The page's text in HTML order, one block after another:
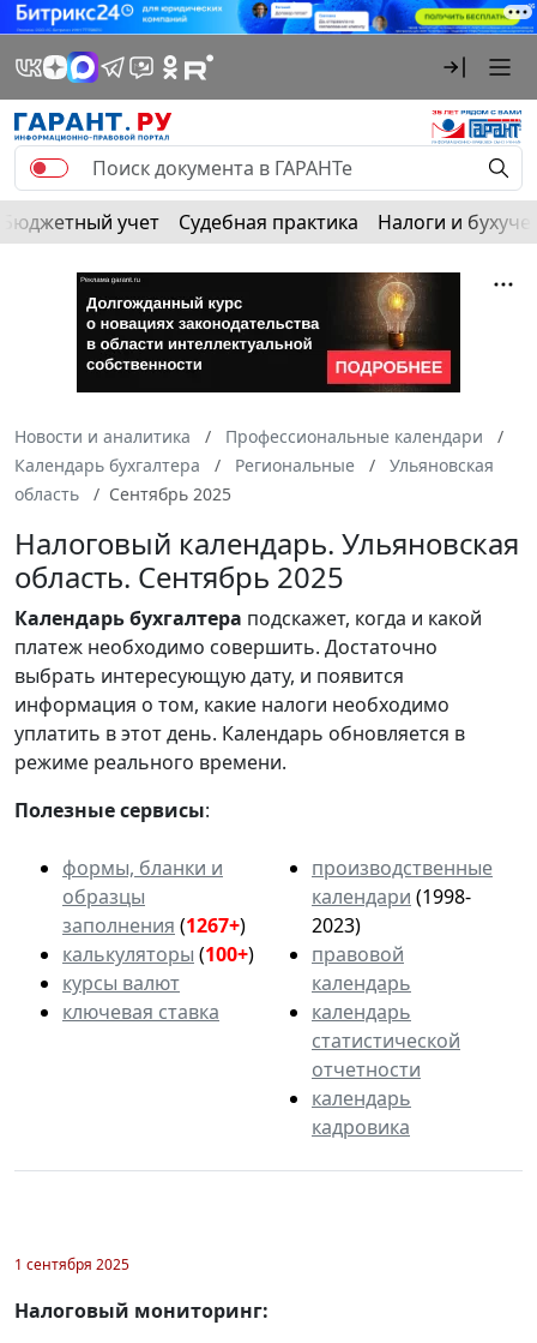
Бюджетный учет Судебная практика Налоги и
Новости и аналитика
Профессиональные календари
Календарь бухгалтера
Региональные
Ульяновская
область
Сентябрь 2025
Налоговый календарь. Ульяновская
область. Сентябрь 2025
Календарьбухгалтера подскажет, когда и какой
платеж необходимо совершить. Достаточно
выбрать интересующую дату, и появится
информация о том, какие налоги необходимо
уплатить в этот день. Календарь обновляется в
режиме реального времени.
Полезные сервисы:
формы, бланки и
образцы
заполнения (1267+)
калькуляторы (100+)
курсы валют
ключевая ставка
производственные
календари (1998-
2023)
правовой
календарь
календарь
статистической
отчетности
календарь
кадровика
1 сентября 2025
Налоговый мониторинг: